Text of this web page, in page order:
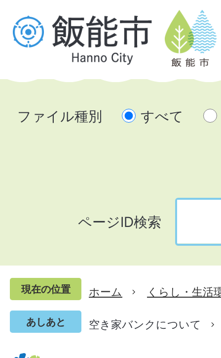
ファイル種別 すべて
ページID検索
現在の位置 ホーム くらし・生活
あしあと 空き家バンクについて